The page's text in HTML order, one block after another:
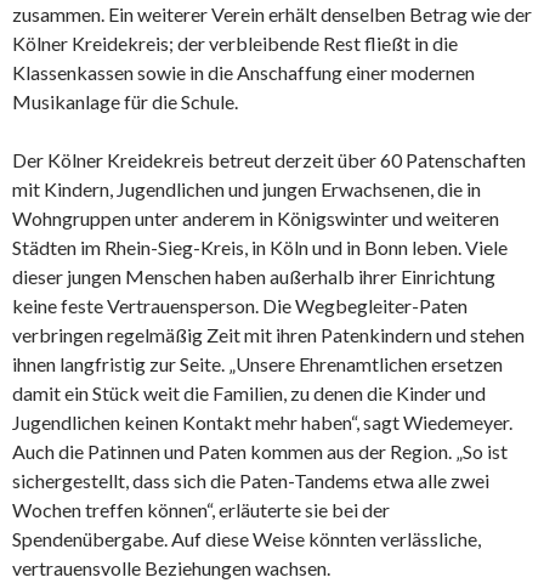
zusammen. Ein weiterer Verein erhält denselben Betrag wie der
Kölner Kreidekreis; der verbleibende Rest fließt in die
Klassenkassen sowie in die Anschaffung einer modernen
Musikanlage für die Schule.
Der Kölner Kreidekreis betreut derzeit über 60 Patenschaften
mit Kindern, Jugendlichen und jungen Erwachsenen, die in
Wohngruppen unter anderem in Königswinter und weiteren
Städten im Rhein-Sieg-Kreis, in Köln und in Bonn leben. Viele
dieser jungen Menschen haben außerhalb ihrer Einrichtung
keine feste Vertrauensperson. Die Wegbegleiter-Paten
verbringen regelmäßig Zeit mit ihren Patenkindern und stehen
ihnen langfristig zur Seite. „Unsere Ehrenamtlichen ersetzen
damit ein Stück weit die Familien, zu denen die Kinder und
Jugendlichen keinen Kontakt mehr haben“, sagt Wiedemeyer.
Auch die Patinnen und Paten kommen aus der Region. „So ist
sichergestellt, dass sich die Paten-Tandems etwa alle zwei
Wochen treffen können“, erläuterte sie bei der
Spendenübergabe. Auf diese Weise könnten verlässliche,
vertrauensvolle Beziehungen wachsen.